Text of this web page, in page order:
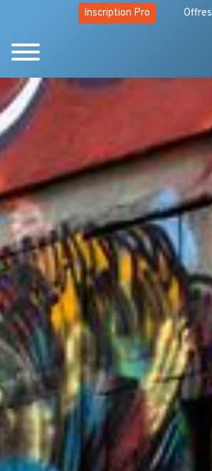
Inscription Pro Offres